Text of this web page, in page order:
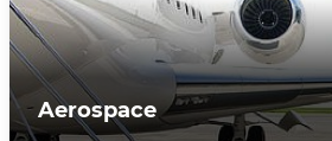
Aerospace